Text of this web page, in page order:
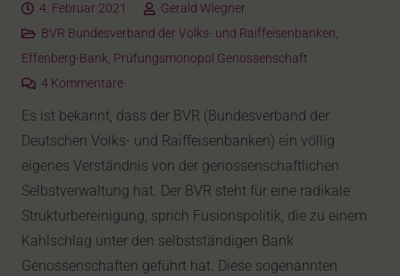
4. Februar 2021
Gerald Wiegner
BVR Bundesverband der Volks- und Raiffeisenbanken,
Effenberg-Bank, Prüfungsmonopol Genossenschaft
4 Kommentare
Es ist bekannt, dass der BVR (Bundesverband der
Deutschen Volks- und Raiffeisenbanken) ein völlig
eigenes Verständnis von der genossenschaftlichen
Selbstverwaltung hat. Der BVR steht für eine radikale
Strukturbereinigung, sprich Fusionspolitik, die zu einem
Kahlschlag unter den selbstständigen Bank
Genossenschaften geführt hat. Diese sogenannten